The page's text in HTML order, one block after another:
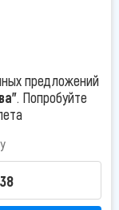
предложений
. Попробуйте